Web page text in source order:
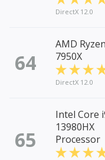
DirectX 12.0
64
AMD
7950X
DirectX 12.0
65
Intel Core
13980HX
Processor